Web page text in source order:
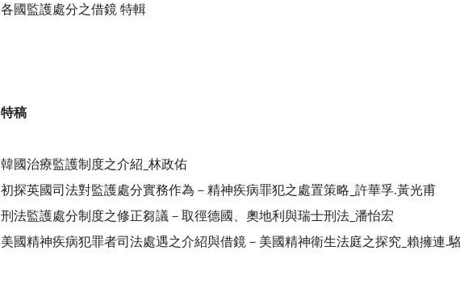
各國監護處分之借鏡 特輯
特稿
韓國治療監護制度之介紹_林政佑
初探英國司法對監護處分實務作為－精神疾病罪犯之處置策略_許華孚.黃光甫
刑法監護處分制度之修正芻議－取徑德國、奧地利與瑞士刑法_潘怡宏
美國精神疾病犯罪者司法處遇之介紹與借鏡－美國精神衛生法庭之探究_賴擁連.